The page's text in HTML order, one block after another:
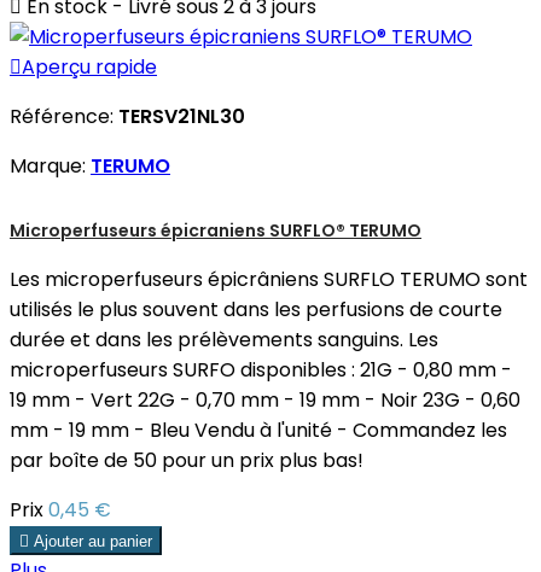
 En stock - Livré sous 2 à 3 jours
Aperçu rapide
Référence: TERSV21NL30
Marque: TERUMO
Microperfuseurs épicraniens SURFLO® TERUMO
Les microperfuseurs épicrâniens SURFLO TERUMO sont
utilisés le plus souvent dans les perfusions de courte
durée et dans les prélèvements sanguins. Les
microperfuseurs SURFO disponibles : 21G - 0,80 mm -
19 mm - Vert 22G - 0,70 mm - 19 mm - Noir 23G - 0,60
mm - 19 mm - Bleu Vendu à l'unité - Commandez les
par boîte de 50 pour un prix plus bas!
Prix0,45 €
 Ajouter au panier